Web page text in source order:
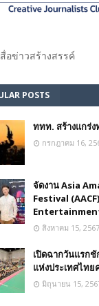
อข่าวสร้างสรรค์​
POSTS
ททท. สร้างแกร่ง
กรกฎาคม 16,
จัดงาน Asia
Festival
Entertainment
สิงหาคม 15, 2567
เปิดฉากวันแรกชั
แห่งประเทศไทย
มิถุนายน 15,